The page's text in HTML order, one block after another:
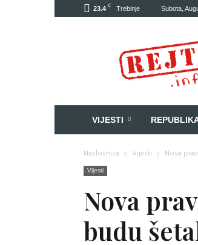
23.4 C Trebinje Subota,
VIJESTI
Naslovnica Vijesti Nova
Vijesti
Nova
budu